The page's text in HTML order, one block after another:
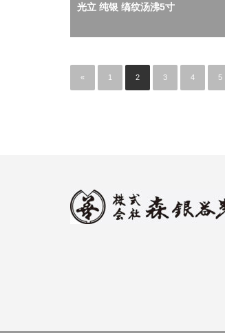
光立 纯银 缟纹汤沸5寸
« 1 2 3 4 5